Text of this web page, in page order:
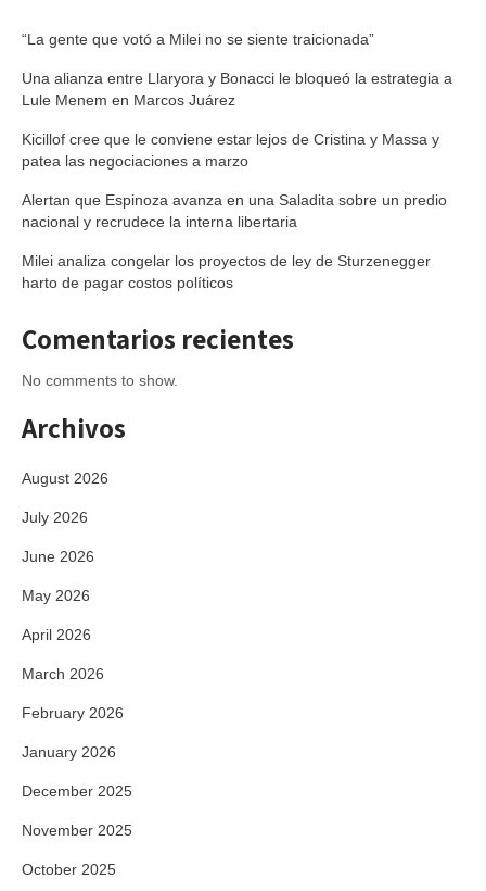
“La gente que votó a Milei no se siente traicionada”
Una alianza entre Llaryora y Bonacci le bloqueó la estrategia a
Lule Menem en Marcos Juárez
Kicillof cree que le conviene estar lejos de Cristina y Massa y
patea las negociaciones a marzo
Alertan que Espinoza avanza en una Saladita sobre un predio
nacional y recrudece la interna libertaria
Milei analiza congelar los proyectos de ley de Sturzenegger
harto de pagar costos políticos
Comentarios recientes
No comments to show.
Archivos
August 2026
July 2026
June 2026
May 2026
April 2026
March 2026
February 2026
January 2026
December 2025
November 2025
October 2025